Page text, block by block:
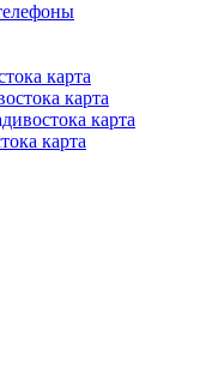
карта
карта
карта
карта